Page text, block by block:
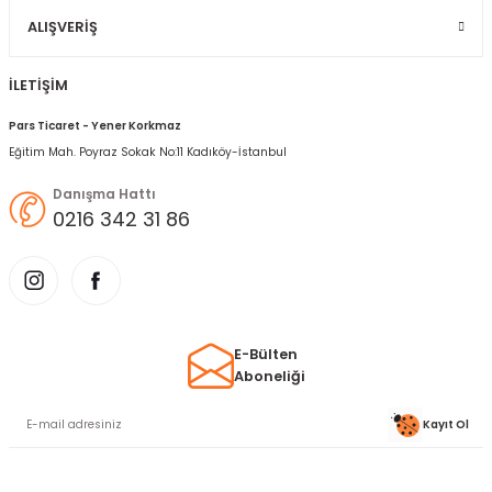
ALIŞVERIŞ
İLETİŞİM
Pars Ticaret - Yener Korkmaz
Eğitim Mah. Poyraz Sokak No:11 Kadıköy-İstanbul
Danışma Hattı
0216 342 31 86
E-Bülten
Aboneliği
Kayıt Ol